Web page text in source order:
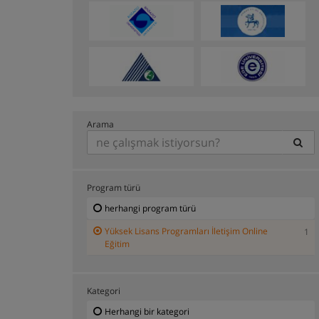
Arama
Program türü
herhangi program türü
Yüksek Lisans Programları İletişim Online
Eğitim
1
Kategori
Herhangi bir kategori